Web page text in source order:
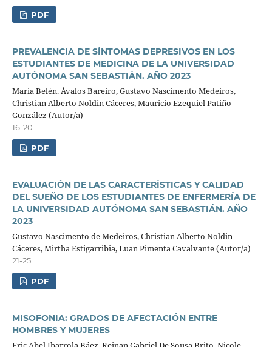
PDF
PREVALENCIA DE SÍNTOMAS DEPRESIVOS EN LOS
ESTUDIANTES DE MEDICINA DE LA UNIVERSIDAD
AUTÓNOMA SAN SEBASTIÁN. AÑO 2023
Maria Belén. Ávalos Bareiro, Gustavo Nascimento Medeiros,
Christian Alberto Noldin Cáceres, Mauricio Ezequiel Patiño
González (Autor/a)
16-20
PDF
EVALUACIÓN DE LAS CARACTERÍSTICAS Y CALIDAD
DEL SUEÑO DE LOS ESTUDIANTES DE ENFERMERÍA DE
LA UNIVERSIDAD AUTÓNOMA SAN SEBASTIÁN. AÑO
2023
Gustavo Nascimento de Medeiros, Christian Alberto Noldin
Cáceres, Mirtha Estigarribia, Luan Pimenta Cavalvante (Autor/a)
21-25
PDF
MISOFONIA: GRADOS DE AFECTACIÓN ENTRE
HOMBRES Y MUJERES